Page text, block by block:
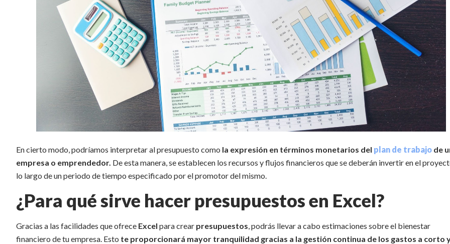
En cierto modo, podríamos interpretar al presupuesto como la expresión en términos monetarios del plan de trabajo de
empresa o emprendedor. De esta manera, se establecen los recursos y flujos financieros que se deberán invertir en el
lo largo de un periodo de tiempo especificado por el promotor del mismo.
¿Para qué sirve hacer presupuestos en Excel?
Gracias a las facilidades que ofrece Excel para crear presupuestos , podrás llevar a cabo estimaciones sobre el bienestar
financiero de tu empresa. Esto te proporcionará mayor tranquilidad gracias a la gestión continua de los gastos a corto